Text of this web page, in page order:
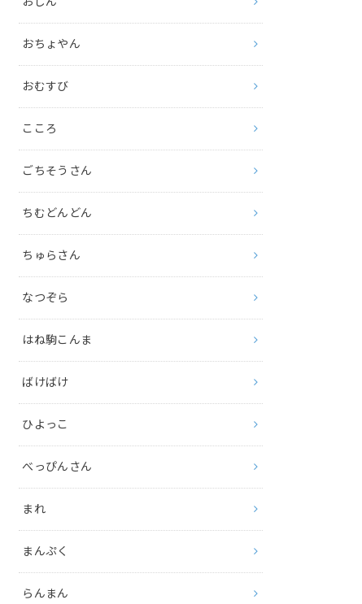
おちょやん
おむすび
こころ
ごちそうさん
ちむどんどん
ちゅらさん
なつぞら
はね駒こんま
ばけばけ
ひよっこ
べっぴんさん
まれ
まんぷく
らんまん